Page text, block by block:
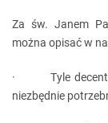
Za św. Janem
można opisać w
· Tyle
niezbędnie